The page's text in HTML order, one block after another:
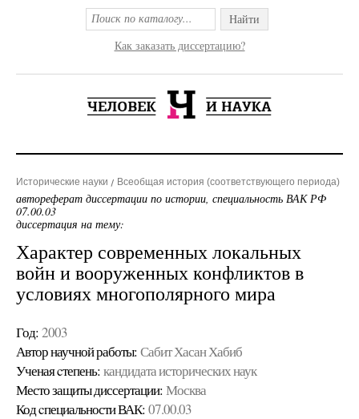
Найти
Как заказать диссертацию?
Исторические науки Всеобщая история (соответствующего периода)
автореферат диссертации по истории, специальность ВАК РФ
07.00.03
диссертация на тему:
Характер современных локальных
войн и вооруженных конфликтов в
условиях многополярного мира
Год: 2003
Автор научной работы: Сабит Хасан Хабиб
Ученая cтепень: кандидата исторических наук
Место защиты диссертации: Москва
Код cпециальности ВАК: 07.00.03